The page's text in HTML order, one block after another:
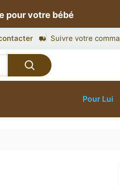
pour votre bébé
Suivre votre
Pour Lui